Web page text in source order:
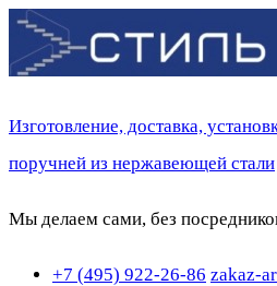
Перейти
к
Изготовление, доставка,
поручней из нержавеющей стали
Мы делаем сами, без
+7 (495) 922-26-86 zakaz-